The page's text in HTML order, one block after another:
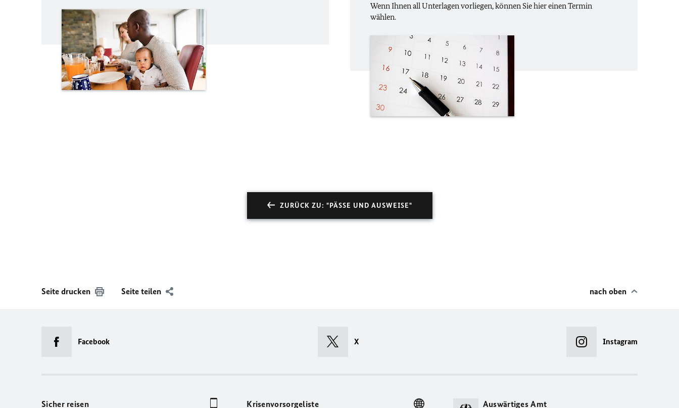
Wenn Ihnen all Unterlagen vorliegen, können Sie hier einen Termin
wählen.
ZURÜCK ZU: "PÄSSE UND AUSWEISE"
Seite drucken Seite teilen nach oben
Facebook X Instagram
Sicher reisen Krisenvorsorgeliste Auswärtiges Amt